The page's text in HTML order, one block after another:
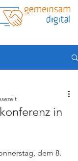
in
dem 8.